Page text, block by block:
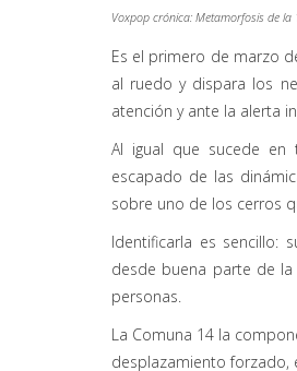
Voxpop crónica: Metamorfosis de
Es el primero de marzo
al ruedo y dispara los
atención y ante la alerta
Al igual que sucede en
escapado de las
sobre uno de los cerros
Identificarla es sencillo:
desde buena parte de la
personas.
La Comuna 14 la
desplazamiento forzado,